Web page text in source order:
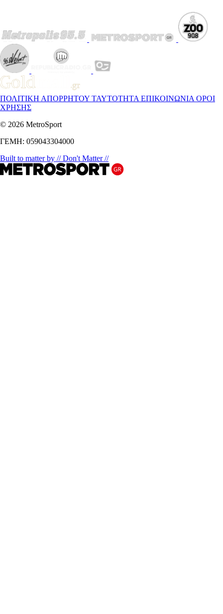
ΠΟΛΙΤΙΚΗ ΑΠΟΡΡΗΤΟΥ ΤΑΥΤΟΤΗΤΑ ΕΠΙΚΟΙΝΩΝΙΑ ΟΡΟΙ
ΧΡΗΣΗΣ
© 2026 MetroSport
ΓΕΜΗ: 059043304000
Built to matter by // Don't Matter //